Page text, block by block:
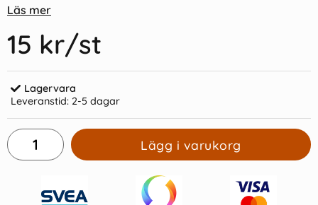
Läs mer
15 kr/st
Lagervara
Leveranstid: 2-5 dagar
Lägg i varukorg